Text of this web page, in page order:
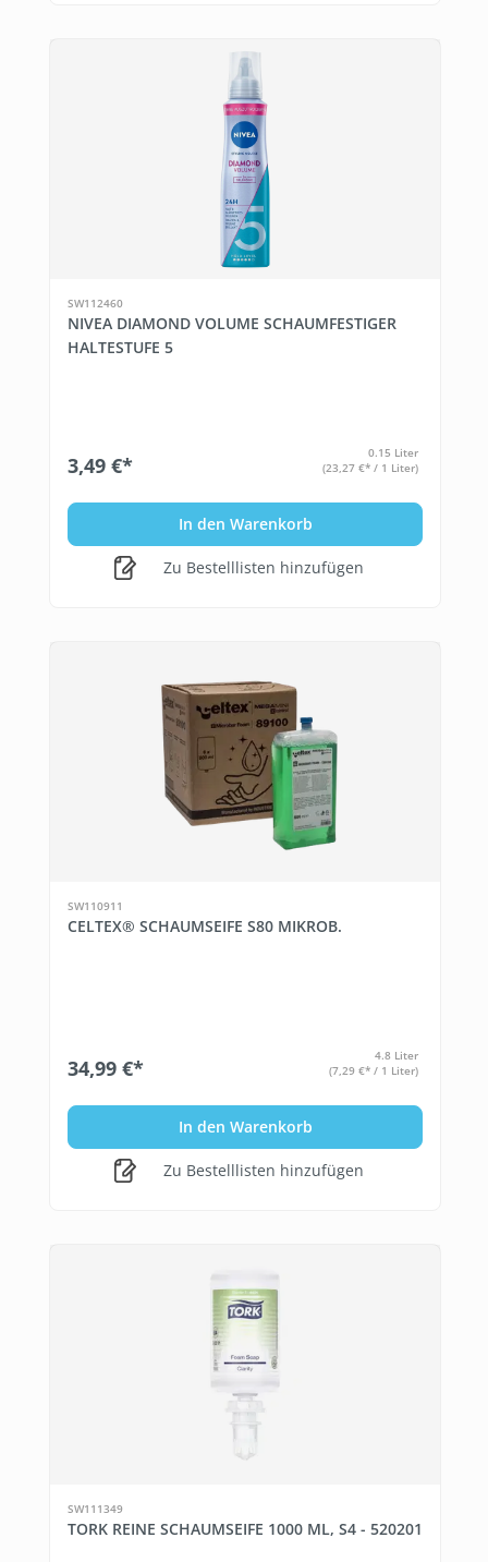
SW112460
NIVEA DIAMOND VOLUME SCHAUMFESTIGER
HALTESTUFE 5
3,49 €*
0.15 Liter
(23,27 €* / 1 Liter)
In den Warenkorb
Zu Bestelllisten hinzufügen
SW110911
CELTEX® SCHAUMSEIFE S80 MIKROB.
34,99 €*
4.8 Liter
(7,29 €* / 1 Liter)
In den Warenkorb
Zu Bestelllisten hinzufügen
SW111349
TORK REINE SCHAUMSEIFE 1000 ML, S4 - 520201